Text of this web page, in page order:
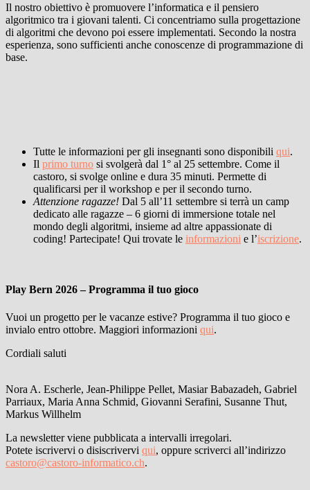
Il nostro obiettivo è promuovere l’informatica e il pensiero
algoritmico tra i giovani talenti. Ci concentriamo sulla progettazione
di algoritmi che devono poi essere implementati. Secondo la nostra
esperienza, sono sufficienti anche conoscenze di programmazione di
base.
Tutte le informazioni per gli insegnanti sono disponibili qui.
Il primo turno si svolgerà dal 1° al 25 settembre. Come il
castoro, si svolge online e dura 35 minuti. Permette di
qualificarsi per il workshop e per il secondo turno.
Attenzione ragazze! Dal 5 all’11 settembre si terrà un camp
dedicato alle ragazze – 6 giorni di immersione totale nel
mondo degli algoritmi, insieme ad altre appassionate di
coding! Partecipate! Qui trovate le informazioni e l’iscrizione.
Play Bern 2026 – Programma il tuo gioco
Vuoi un progetto per le vacanze estive? Programma il tuo gioco e
invialo entro ottobre. Maggiori informazioni qui.
Cordiali saluti
Nora A. Escherle, Jean-Philippe Pellet, Masiar Babazadeh, Gabriel
Parriaux, Maria Anna Schmid, Giovanni Serafini, Susanne Thut,
Markus Willhelm
La newsletter viene pubblicata a intervalli irregolari.
Potete iscrivervi o disiscrivervi qui, oppure scriverci all’indirizzo
castoro@castoro-informatico.ch.